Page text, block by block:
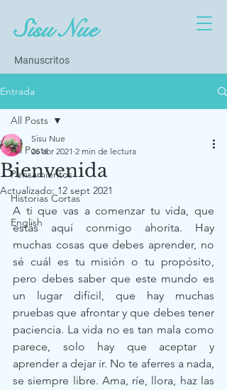
Sisu Nue
Manuscritos
Entrada
All Posts
Pensamientos
Historias Cortas
English
All Posts
Bienvenida
Sisu Nue
26 abr 2021 2 min de lectura
Actualizado: 12 sept 2021
A ti que vas a comenzar tu vida, que
estás aquí conmigo ahorita. Hay
muchas cosas que debes aprender, no
sé cuál es tu misión o tu propósito,
pero debes saber que este mundo es
un lugar difícil, que hay muchas
pruebas que afrontar y que debes tener
paciencia. La vida no es tan mala como
parece, solo hay que aceptar y
aprender a dejar ir. No te aferres a nada,
se siempre libre. Ama, ríe, llora, haz las